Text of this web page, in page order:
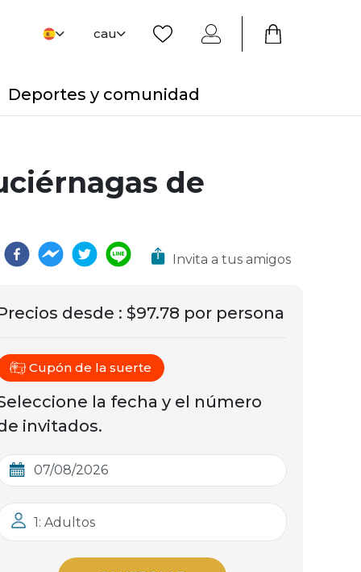
cau
Deportes y comunidad
de
Invita a tus amigos
desde : $97.78 por persona
Cupón de la suerte
la fecha y el número
invitados.
1: Adultos